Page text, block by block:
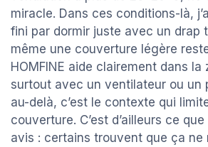
miracle. Dans ces conditions-là,
fini par dormir juste avec un drap
même une couverture légère
HOMFINE aide clairement dans la
surtout avec un ventilateur ou un
au-delà, c’est le contexte qui
couverture. C’est d’ailleurs ce
avis : certains trouvent que ça ne